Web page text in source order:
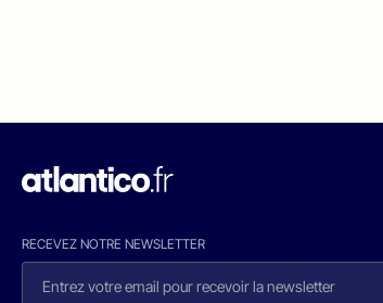
RECEVEZ NOTRE NEWSLETTER